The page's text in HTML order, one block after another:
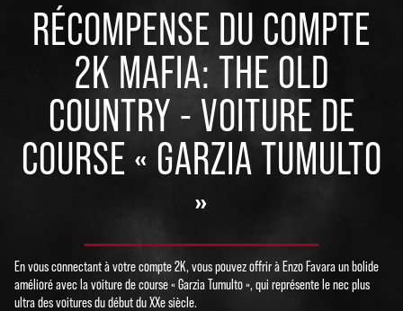
RÉCOMPENSE DU COMPTE
2K MAFIA: THE OLD
COUNTRY - VOITURE DE
COURSE « GARZIA TUMULTO
»
En vous connectant à votre compte 2K, vous pouvez offrir à Enzo Favara un bolide
amélioré avec la voiture de course « Garzia Tumulto », qui représente le nec plus
ultra des voitures du début du XXe siècle.